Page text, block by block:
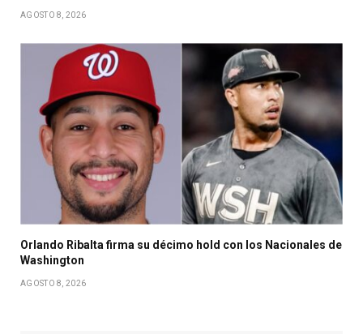
AGOSTO 8, 2026
Orlando Ribalta firma su décimo hold con los Nacionales de
Washington
AGOSTO 8, 2026